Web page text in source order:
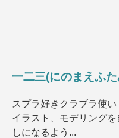
選択
一二三(にのまえふ
スプラ好きクラブラ使
イラスト、モデリング
しになるよう...